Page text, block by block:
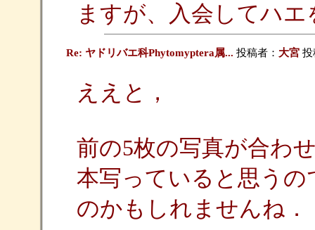
ますが、入会してハ
Re: ヤドリバエ科Phytomyptera属... 投稿者： 大宮 投
ええと，
前の5枚の写真が合わ
本写っていると思う
のかもしれませんね．